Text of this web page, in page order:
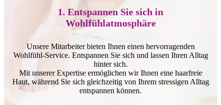
1. Entspannen Sie sich in
Wohlfühlatmosphäre
Unsere Mitarbeiter bieten Ihnen einen hervorragenden
Wohlfühl-Service. Entspannen Sie sich und lassen Ihren Alltag
hinter sich.
Mit unserer Expertise ermöglichen wir Ihnen eine haarfreie
Haut, während Sie sich gleichzeitig von Ihrem stressigen Alltag
entspannen können.